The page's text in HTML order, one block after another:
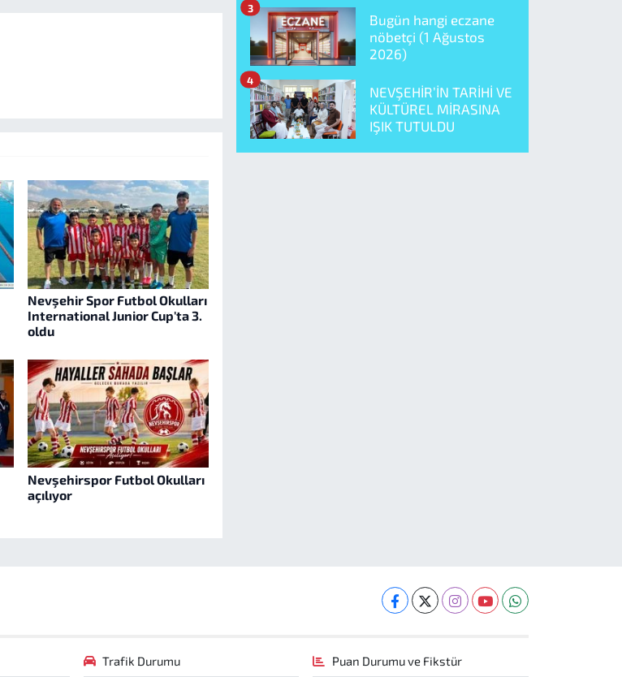
Nevşehir Spor Futbol Okulları
International Junior Cup'ta 3.
oldu
Nevşehirspor Futbol Okulları
açılıyor
Bugün hangi eczane
nöbetçi (1 Ağustos
2026)
3
NEVŞEHİR’İN TARİHİ VE
KÜLTÜREL MİRASINA
IŞIK TUTULDU
4
Trafik Durumu Puan Durumu ve Fikstür